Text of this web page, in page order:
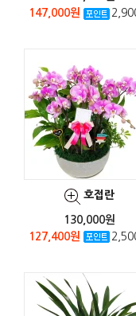
147,000원
호접란
130,000원
127,400원